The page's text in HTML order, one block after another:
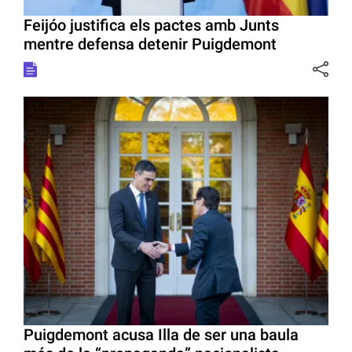
Feijóo justifica els pactes amb Junts
mentre defensa detenir Puigdemont
Puigdemont acusa Illa de ser una baula